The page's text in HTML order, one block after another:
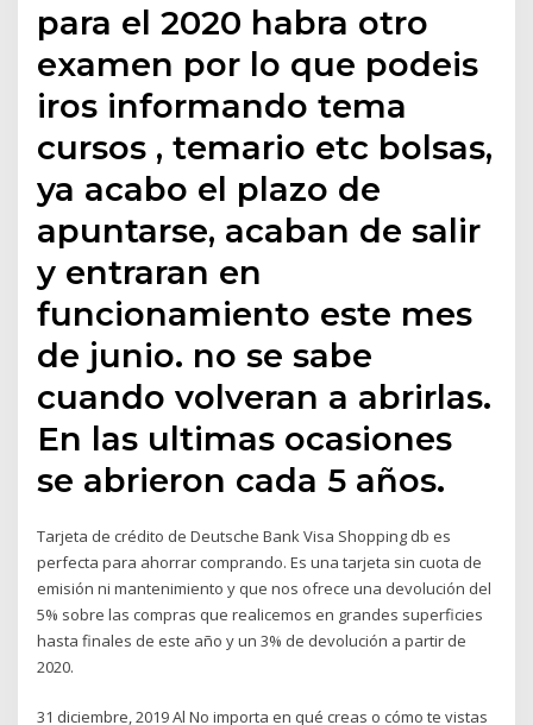
para el 2020 habra otro
examen por lo que podeis
iros informando tema
cursos , temario etc bolsas,
ya acabo el plazo de
apuntarse, acaban de salir
y entraran en
funcionamiento este mes
de junio. no se sabe
cuando volveran a abrirlas.
En las ultimas ocasiones
se abrieron cada 5 años.
Tarjeta de crédito de Deutsche Bank Visa Shopping db es
perfecta para ahorrar comprando. Es una tarjeta sin cuota de
emisión ni mantenimiento y que nos ofrece una devolución del
5% sobre las compras que realicemos en grandes superficies
hasta finales de este año y un 3% de devolución a partir de
2020.
31 diciembre, 2019 Al No importa en qué creas o cómo te vistas